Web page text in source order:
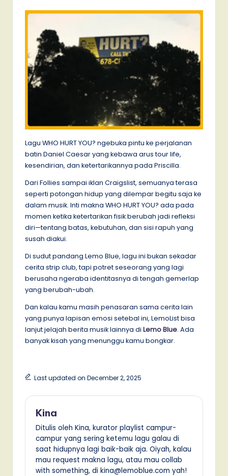
Lagu WHO HURT YOU? ngebuka pintu ke perjalanan
batin Daniel Caesar yang kebawa arus tour life,
kesendirian, dan ketertarikannya pada Priscilla.
Dari Follies sampai iklan Craigslist, semuanya terasa
seperti potongan hidup yang dilempar begitu saja ke
dalam musik. Inti makna WHO HURT YOU? ada pada
momen ketika ketertarikan fisik berubah jadi refleksi
diri—tentang batas, kebutuhan, dan sisi rapuh yang
susah diakui.
Di sudut pandang Lemo Blue, lagu ini bukan sekadar
cerita strip club, tapi potret seseorang yang lagi
berusaha ngeraba identitasnya di tengah gemerlap
yang berubah-ubah.
Dan kalau kamu masih penasaran sama cerita lain
yang punya lapisan emosi setebal ini, LemoList bisa
lanjut jelajah berita musik lainnya di Lemo Blue. Ada
banyak kisah yang menunggu kamu bongkar.
Last updated on December 2, 2025
Kina
Ditulis oleh Kina, kurator playlist campur-
campur yang sering ketemu lagu galau di
saat hidupnya lagi baik-baik aja. Oiyah, kalau
mau request makna lagu, atau mau collab
with something, di kina@lemoblue.com yah!